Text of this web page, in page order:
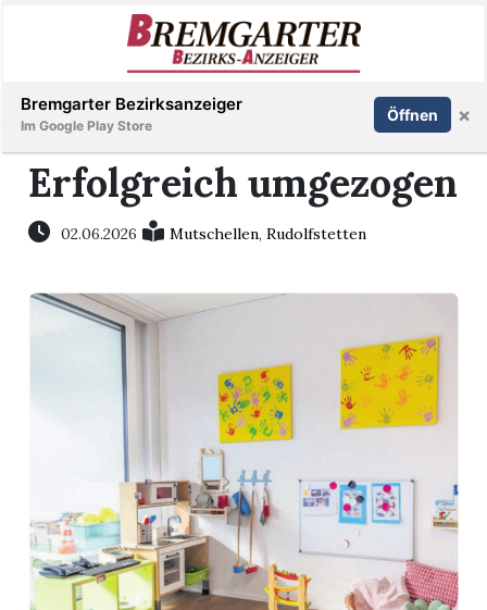
Immobilien
Newsletter
App
Inserieren Abonnieren Anmelden
Erfolgreich umgezogen
02.06.2026 Mutschellen,Rudolfstetten
Bremgarter Bezirksanzeiger
Im Google Play Store
Öffnen ×